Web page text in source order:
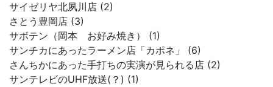
サイゼリヤ北夙川店 (2)
さとう豊岡店 (3)
サボテン（岡本 お好み焼き） (1)
サンチカにあったラーメン店「カポネ」 (6)
さんちかにあった手打ちの実演が見られる店 (2)
サンテレビのUHF放送(？) (1)